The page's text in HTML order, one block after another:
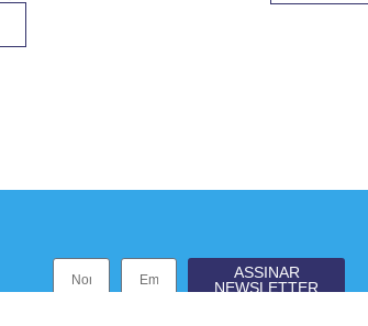
ASSINAR
NEWSLETTER